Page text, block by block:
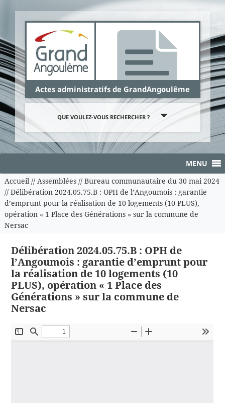
Actes administratifs de GrandAngoulême
QUE VOULEZ-VOUS RECHERCHER ?
MENU
Accueil// Assemblées// Bureau communautaire du 30 mai 2024
// Délibération 2024.05.75.B : OPH de l’Angoumois : garantie
d’emprunt pour la réalisation de 10 logements (10 PLUS),
opération « 1 Place des Générations » sur la commune de
Nersac
Délibération 2024.05.75.B : OPH de
l’Angoumois : garantie d’emprunt pour
la réalisation de 10 logements (10
PLUS), opération « 1 Place des
Générations » sur la commune de
Nersac
Panneau de gestion des cookies